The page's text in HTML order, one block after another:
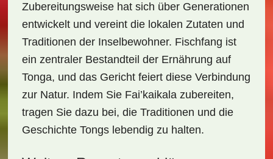
Zubereitungsweise hat sich über Generationen
entwickelt und vereint die lokalen Zutaten und
Traditionen der Inselbewohner. Fischfang ist
ein zentraler Bestandteil der Ernährung auf
Tonga, und das Gericht feiert diese Verbindung
zur Natur. Indem Sie Fai’kaikalazubereiten,
tragen Sie dazu bei, die Traditionen und die
Geschichte Tongs lebendig zu halten.